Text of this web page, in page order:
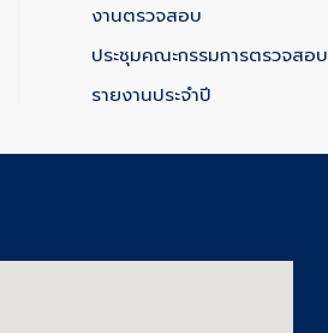
งานตรวจสอบ
ประชุมคณะกรรมการตรวจสอบ
รายงานประจำปี